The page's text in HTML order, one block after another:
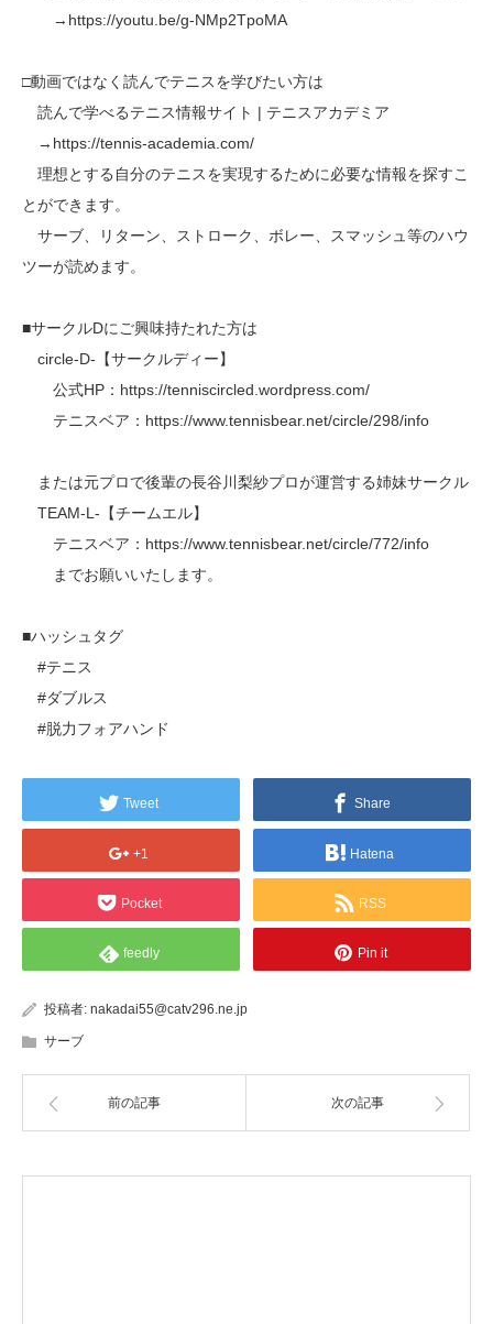
→https://youtu.be/g-NMp2TpoMA
□動画ではなく読んでテニスを学びたい方は
読んで学べるテニス情報サイト | テニスアカデミア
→https://tennis-academia.com/
理想とする自分のテニスを実現するために必要な情報を探すこ
とができます。
サーブ、リターン、ストローク、ボレー、スマッシュ等のハウ
ツーが読めます。
■サークルDにご興味持たれた方は
circle-D-【サークルディー】
公式HP：https://tenniscircled.wordpress.com/
テニスベア：https://www.tennisbear.net/circle/298/info
または元プロで後輩の長谷川梨紗プロが運営する姉妹サークル
TEAM-L-【チームエル】
テニスベア：https://www.tennisbear.net/circle/772/info
までお願いいたします。
■ハッシュタグ
#テニス
#ダブルス
#脱力フォアハンド
Tweet Share
+1 Hatena
Pocket RSS
feedly Pin it
投稿者: nakadai55@catv296.ne.jp
サーブ
前の記事 次の記事